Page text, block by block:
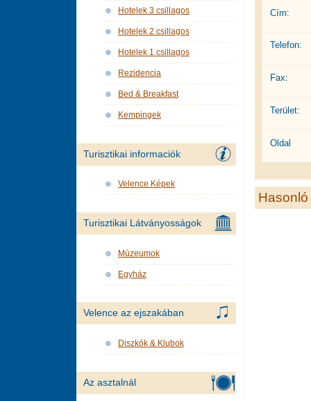
Cím:
Telefon:
Fax:
Terület:
Oldal
Hotelek 3 csillagos
Hotelek 2 csillagos
Hotelek 1 csillagos
Rezidencia
Bed & Breakfast
Kempingek
Turisztikai informaciók
Velence Képek
Turisztikai Látványosságok
Múzeumok
Egyház
Velence az ejszakában
Diszkók & Klubok
Az asztalnál